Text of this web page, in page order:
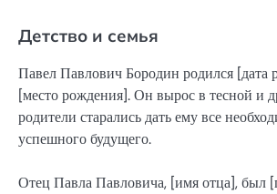
Детство и семья
Павел Павлович Бородин родился [дата
[место рождения]. Он вырос в тесной и
родители старались дать ему все
успешного будущего.
Отец Павла Павловича, [имя отца], был